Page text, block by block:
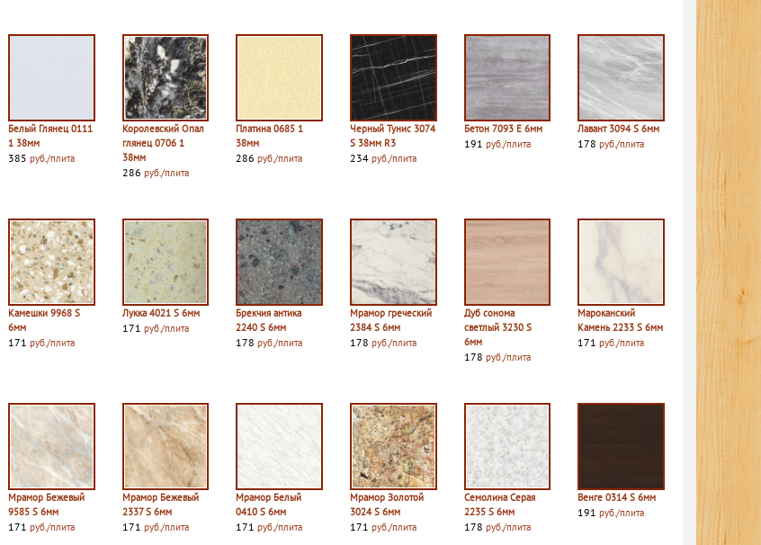
Белый Глянец 0111
1 38мм
385 руб./плита
Королевский Опал
глянец 0706 1
38мм
286 руб./плита
Платина 0685 1
38мм
286руб./плита
Черный Тунис 3074
S 38мм R3
234 руб./плита
Бетон 7093 E 6мм
191 руб./плита
Лавант 3094 S 6мм
178руб./плита
Камешки 9968 S
6мм
171 руб./плита
Лукка 4021 S 6мм
171 руб./плита
Брекчия антика
2240 S 6мм
178руб./плита
Мрамор греческий
2384 S 6мм
178 руб./плита
Дуб сонома
светлый 3230 S
6мм
178 руб./плита
Мароканский
Камень 2233 S 6мм
171руб./плита
Мрамор Бежевый
9585 S 6мм
171 руб./плита
Мрамор Бежевый
2337 S 6мм
171 руб./плита
Мрамор Белый
0410 S 6мм
171руб./плита
Мрамор Золотой
3024 S 6мм
171 руб./плита
Семолина Серая
2235 S 6мм
178 руб./плита
Венге 0314 S 6мм
191руб./плита